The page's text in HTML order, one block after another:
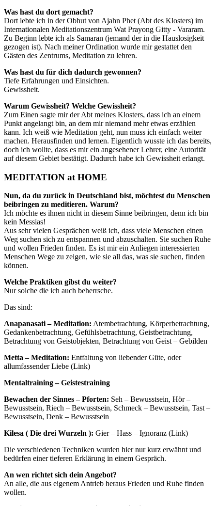
Was hast du dort gemacht?
Dort lebte ich in der Obhut von Ajahn Phet (Abt des Klosters) im
Internationalen Meditationszentrum Wat Prayong Gitty - Vararam.
Zu Beginn lebte ich als Samaran (jemand der in die Hauslosigkeit
gezogen ist). Nach meiner Ordination wurde mir gestattet den
Gästen des Zentrums, Meditation zu lehren.
Was hast du für dich dadurch gewonnen?
Tiefe Erfahrungen und Einsichten.
Gewissheit.
Warum Gewissheit? Welche Gewissheit?
Zum Einen sagte mir der Abt meines Klosters, dass ich an einem
Punkt angelangt bin, an dem mir niemand mehr etwas erzählen
kann. Ich weiß wie Meditation geht, nun muss ich einfach weiter
machen. Herausfinden und lernen. Eigentlich wusste ich das bereits,
doch ich wollte, dass es mir ein angesehener Lehrer, eine Autorität
auf diesem Gebiet bestätigt. Dadurch habe ich Gewissheit erlangt.
MEDITATION at HOME
Nun, da du zurück in Deutschland bist, möchtest du Menschen
beibringen zu meditieren. Warum?
Ich möchte es ihnen nicht in diesem Sinne beibringen, denn ich bin
kein Messias!
Aus sehr vielen Gesprächen weiß ich, dass viele Menschen einen
Weg suchen sich zu entspannen und abzuschalten. Sie suchen Ruhe
und wollen Frieden finden. Es ist mir ein Anliegen interessierten
Menschen Wege zu zeigen, wie sie all das, was sie suchen, finden
können.
Welche Praktiken gibst du weiter?
Nur solche die ich auch beherrsche.
Das sind:
Anapanasati – Meditation: Atembetrachtung, Körperbetrachtung,
Gedankenbetrachtung, Gefühlsbetrachtung, Geistbetrachtung,
Betrachtung von Geistobjekten, Betrachtung von Geist – Gebilden
Metta – Meditation: Entfaltung von liebender Güte, oder
allumfassender Liebe (Link)
Mentaltraining – Geistestraining
Bewachen der Sinnes – Pforten: Seh – Bewusstsein, Hör –
Bewusstsein, Riech – Bewusstsein, Schmeck – Bewusstsein, Tast –
Bewusstsein, Denk – Bewusstsein
Kilesa ( Die drei Wurzeln ): Gier – Hass – Ignoranz (Link)
Die verschiedenen Techniken wurden hier nur kurz erwähnt und
bedürfen einer tieferen Erklärung in einem Gespräch.
An wen richtet sich dein Angebot?
An alle, die aus eigenem Antrieb heraus Frieden und Ruhe finden
wollen.